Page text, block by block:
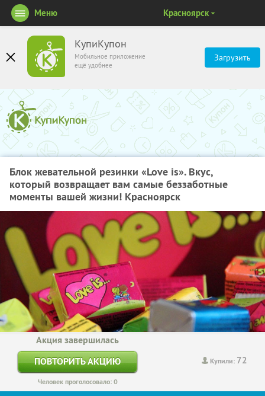
КупиКупон
Мобильное приложение
ещё удобнее
Загрузить
Меню Красноярск
Блок жевательной резинки «Love is». Вкус,
который возвращает вам самые беззаботные
моменты вашей жизни! Красноярск
Купили: 72
Акция завершилась
ПОВТОРИТЬ АКЦИЮ
Человек проголосовало: 0